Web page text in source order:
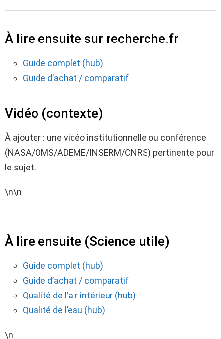
À lire ensuite sur recherche.fr
Guide complet (hub)
Guide d’achat / comparatif
Vidéo (contexte)
À ajouter : une vidéo institutionnelle ou conférence
(NASA/OMS/ADEME/INSERM/CNRS) pertinente pour
le sujet.
\n\n
À lire ensuite (Science utile)
Guide complet (hub)
Guide d’achat / comparatif
Qualité de l’air intérieur (hub)
Qualité de l’eau (hub)
\n